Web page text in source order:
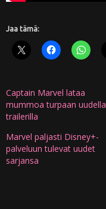
Jaa tämä:
Captain Marvel lataa
mummoa turpaan uudella
trailerilla
Marvel paljasti Disney+-
palveluun tulevat uudet
sarjansa